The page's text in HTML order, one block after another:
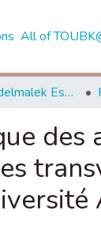
All of
Université Abdelmalek Essaadi - Tétouan
des